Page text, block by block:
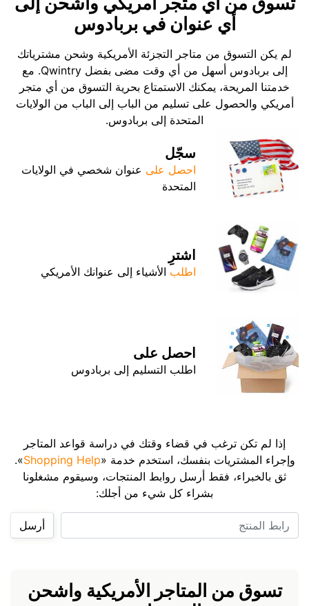
أي عنوان في بربادوس
لم يكن التسوق من متاجر التجزئة الأمريكية وشحن مشترياتك
إلى بربادوس أسهل من أي وقت مضى بفضل Qwintry. مع
خدمتنا المريحة، يمكنك الاستمتاع بحرية التسوق من أي متجر
أمريكي والحصول على تسليم من الباب إلى الباب من الولايات
المتحدة إلى بربادوس.
سجّل
احصل على عنوان شخصي في الولايات
المتحدة
اشترِ
اطلب الأشياء إلى عنوانك الأمريكي
احصل على
اطلب التسليم إلى بربادوس
إذا لم تكن ترغب في قضاء وقتك في دراسة قواعد المتاجر
وإجراء المشتريات بنفسك، استخدم خدمة «Shopping Help
».
ثق بالخبراء، فقط أرسل روابط المنتجات، وسيقوم مشغلونا
بشراء كل شيء من أجلك:
أرسل
تسوق من المتاجر الأمريكية واشحن